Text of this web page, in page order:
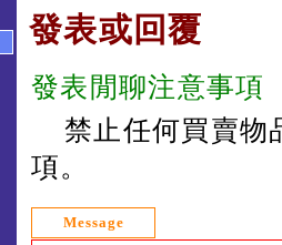
發表或回覆
發表閒聊注意事項
禁止任何買賣
項。
Message